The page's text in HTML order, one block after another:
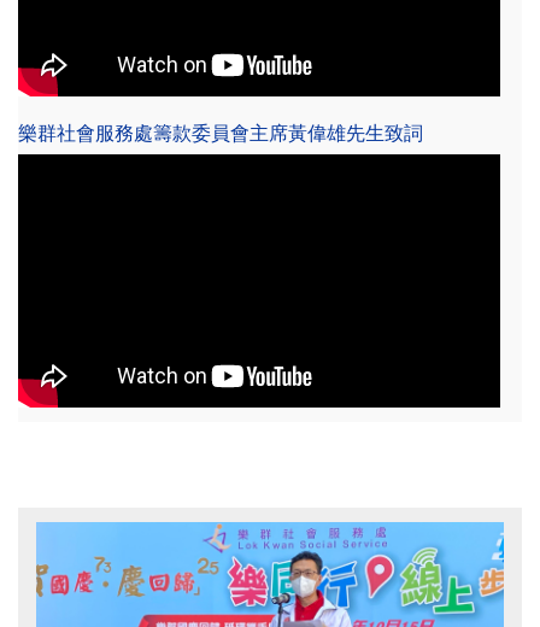
樂群社會服務處籌款委員會主席黃偉雄先生致詞